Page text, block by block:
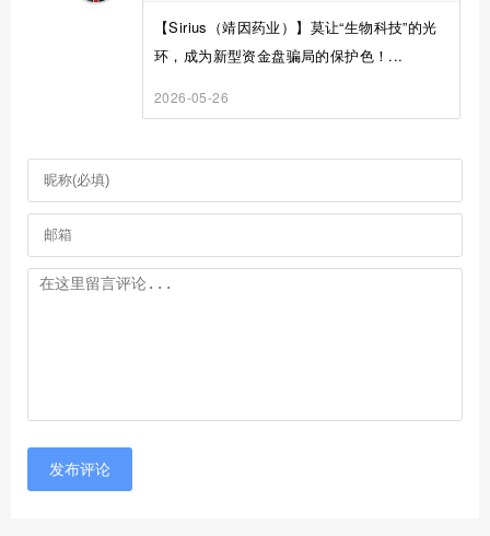
【Sirius（靖因药业）】莫让“生物科技”的光
环，成为新型资金盘骗局的保护色！...
2026-05-26
发布评论